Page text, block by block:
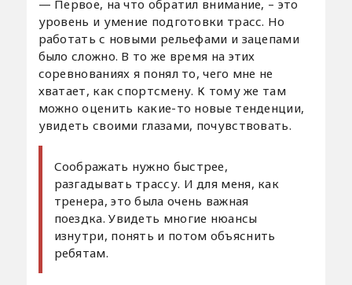
— Первое, на что обратил внимание, – это
уровень и умение подготовки трасс. Но
работать с новыми рельефами и зацепами
было сложно. В то же время на этих
соревнованиях я понял то, чего мне не
хватает, как спортсмену. К тому же там
можно оценить какие-то новые тенденции,
увидеть своими глазами, почувствовать.
Соображать нужно быстрее,
разгадывать трассу. И для меня, как
тренера, это была очень важная
поездка. Увидеть многие нюансы
изнутри, понять и потом объяснить
ребятам.